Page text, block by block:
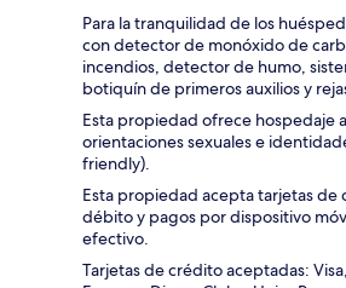
Para la tranquilidad de los
con detector de monóxido de
incendios, detector de humo,
botiquín de primeros auxilios y
Esta propiedad ofrece hospedaje
orientaciones sexuales e
friendly).
Esta propiedad acepta tarjetas de
débito y pagos por dispositivo
efectivo.
Tarjetas de crédito aceptadas: